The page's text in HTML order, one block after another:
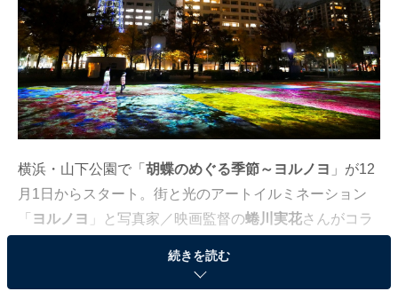
横浜・山下公園で「 胡蝶のめぐる季節～ヨルノヨ 」が12
月1日からスタート。街と光のアートイルミネーション
「 ヨルノヨ 」と写真家／映画監督の蜷川実花さんがコラ
に反応し蝶が現れます（画像は全て筆者撮影、11月22日
の試写の様子）。
続きを読む